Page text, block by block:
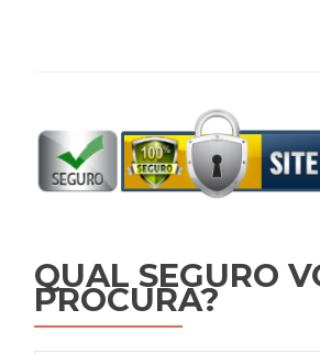
QUAL SEGURO
PROCURA?